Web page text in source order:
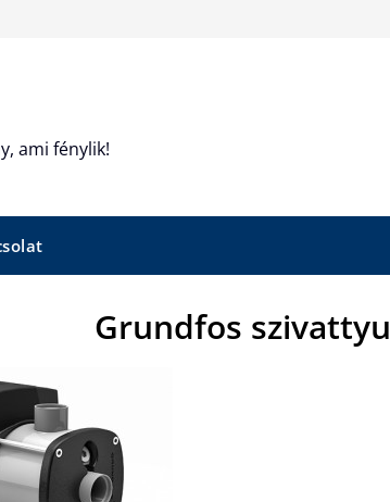
ami fénylik!
Grundfos szivattyu